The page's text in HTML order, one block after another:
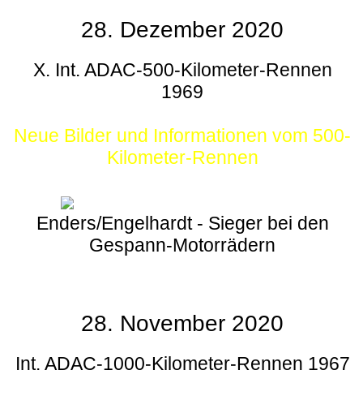
28. Dezember 2020
X. Int. ADAC-500-Kilometer-Rennen
1969
Neue Bilder und Informationen vom 500-
Kilometer-Rennen
Enders/Engelhardt - Sieger bei den
Gespann-Motorrädern
28. November 2020
Int. ADAC-1000-Kilometer-Rennen 1967